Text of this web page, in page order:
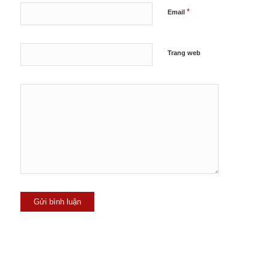
Email *
Trang web